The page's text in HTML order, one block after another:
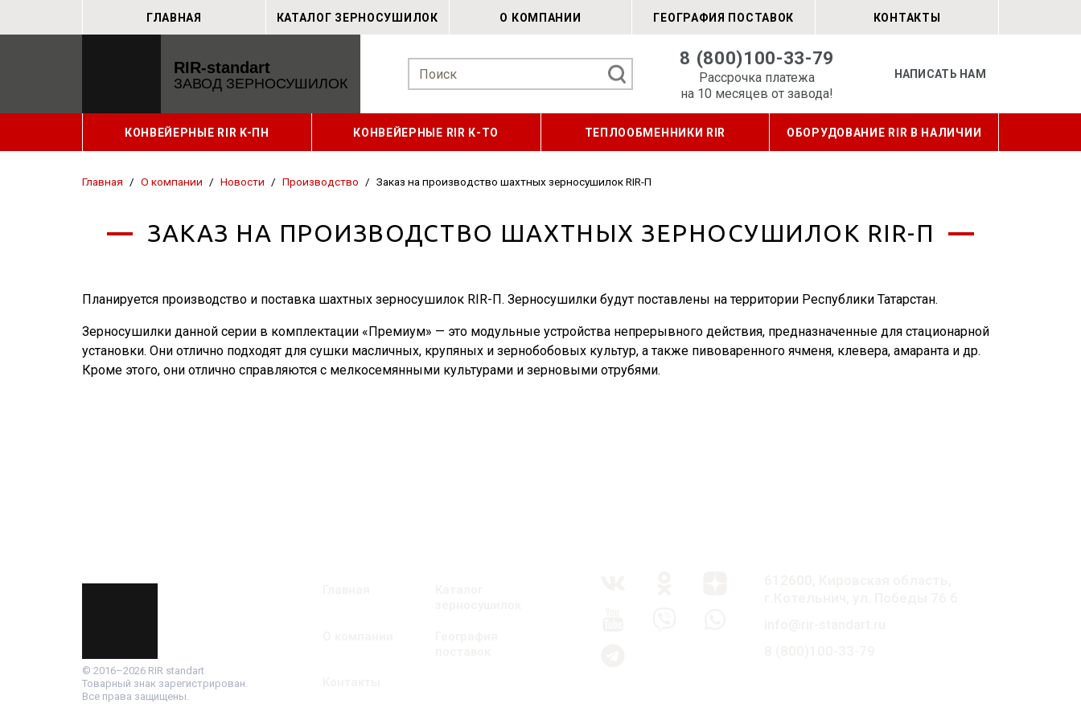
ГЛАВНАЯ КАТАЛОГ ЗЕРНОСУШИЛОК О КОМПАНИИ ГЕОГРАФИЯ ПОСТАВОК КОНТАКТЫ
RIR-standart
ЗАВОД ЗЕРНОСУШИЛОК
8 (800)100-33-79
Рассрочка платежа
на 10 месяцев от завода!
НАПИСАТЬ НАМ
КОНВЕЙЕРНЫЕ RIR K-ПН КОНВЕЙЕРНЫЕ RIR К-ТО ТЕПЛООБМЕННИКИ RIR ОБОРУДОВАНИЕ RIR В НАЛИЧИИ
Главная / О компании / Новости / Производство / Заказ на производство шахтных зерносушилок RIR-П
ЗАКАЗ НА ПРОИЗВОДСТВО ШАХТНЫХ ЗЕРНОСУШИЛОК RIR-П
Планируется производство и поставка шахтных зерносушилок RIR-П. Зерносушилки будут поставлены на территории Республики Татарстан.
Зерносушилки данной серии в комплектации «Премиум» — это модульные устройства непрерывного действия, предназначенные для стационарной
установки. Они отлично подходят для сушки масличных, крупяных и зернобобовых культур, а также пивоваренного ячменя, клевера, амаранта и др.
Кроме этого, они отлично справляются с мелкосемянными культурами и зерновыми отрубями.
© 2016–2026 RIR standart
Товарный знак зарегистрирован.
Все права защищены.